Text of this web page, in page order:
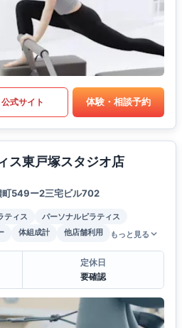
公式サイト 体験・相談予約
ス東戸塚スタジオ店
町549ー2三宅ビル702
ティス
パーソナルピラティス
体組成計 他店舗利用 もっと見る
定休日
要確認